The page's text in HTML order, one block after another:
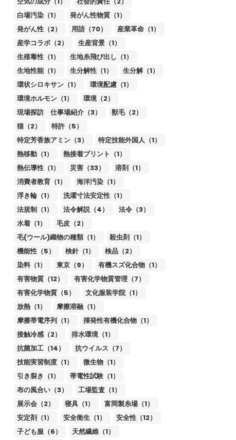
白場汚染（1）
発がん性物質（1）
発がん性（2）
用語（70）
産業革命（1）
産学コラボ（2）
生産背景（1）
生殖毒性（1）
生地糸飛び出し（1）
生地性能（1）
生分解性（1）
生分解（1）
環状シロキサン（1）
環境配慮（1）
環境ホルモン（1）
環境（2）
現場探訪 仕事場紹介（3）
獣毛（2）
猫（2）
特許（5）
特定芳香族アミン（3）
特定技能外国人（1）
熱移動（1）
熱接着プリント（1）
熱伝導性（1）
災害（33）
溶剤（1）
消費者教育（1）
海洋汚染（1）
浮き輪（1）
洗濯寸法安定性（1）
法規制（1）
法令解説（4）
法令（3）
水着（1）
毛皮（2）
毛(ウール)織物の種類（1）
殺虫剤（1）
機能性（5）
検針（1）
検品（2）
染料（1）
東京（9）
有機スズ化合物（1）
有害物質（12）
有害化学物質管理（7）
有害化学物質（5）
文化服装学院（1）
放熱（1）
摩擦溶融（1）
摩擦帯電序列（1）
揮発性有機化合物（1）
接触冷感（2）
排水環境（1）
抗菌加工（14）
抗ウイルス（7）
技能実習制度（1）
微生物（1）
引き裂き（1）
帯電性試験（1）
布の風合い（3）
工場監査（1）
展示会（2）
寝具（1）
富岡製糸場（1）
安定剤（1）
安全衛生（1）
安全性（12）
子ども服（6）
天然繊維（1）